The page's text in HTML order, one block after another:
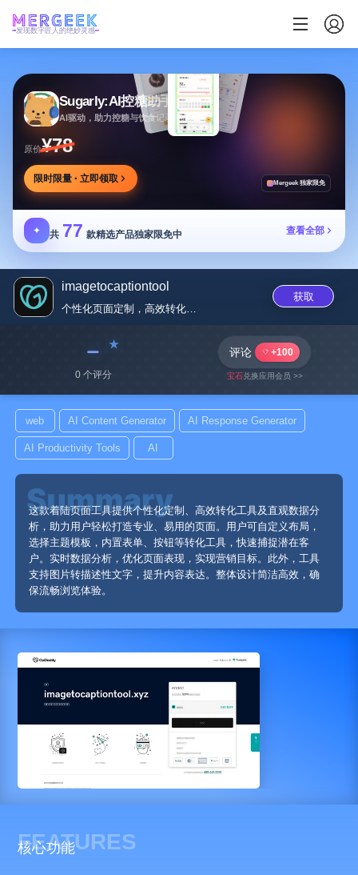
发现数字匠人的绝妙灵感
Sugarly:AI控糖助手
AI驱动，助力控糖与饮食记录，提供个性化建议
原价¥78
限时限量 · 立即领取 Mergeek 独家限免
✦ 共 77 款精选产品独家限免中 查看全部
imagetocaptiontool
个性化页面定制，高效转化工具，...
获取
﹣
0 个评分
评论 +100
宝石兑换应用会员 >>
web AI Content Generator AI Response Generator
AI Productivity Tools AI
这款着陆页面工具提供个性化定制、高效转化工具及直观数据分
析，助力用户轻松打造专业、易用的页面。用户可自定义布局，
选择主题模板，内置表单、按钮等转化工具，快速捕捉潜在客
户。实时数据分析，优化页面表现，实现营销目标。此外，工具
支持图片转描述性文字，提升内容表达。整体设计简洁高效，确
保流畅浏览体验。
FEATURES
核心功能